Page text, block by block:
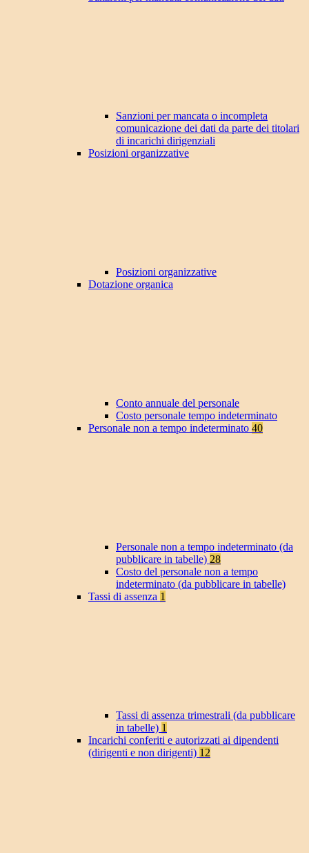
Sanzioni per mancata o incompleta
comunicazione dei dati da parte dei titolari
di incarichi dirigenziali
Posizioni organizzative
Posizioni organizzative
Dotazione organica
Conto annuale del personale
Costo personale tempo indeterminato
Personale non a tempo indeterminato 40
Personale non a tempo indeterminato (da
pubblicare in tabelle) 28
Costo del personale non a tempo
indeterminato (da pubblicare in tabelle)
Tassi di assenza 1
Tassi di assenza trimestrali (da pubblicare
in tabelle) 1
Incarichi conferiti e autorizzati ai dipendenti
(dirigenti e non dirigenti) 12